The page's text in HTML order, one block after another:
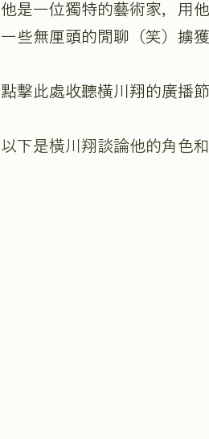
他是一位獨特的藝術家，用
一些無厘頭的閒聊（笑）擄
點擊此處收聽橫川翔的廣播
以下是橫川翔談論他的角色